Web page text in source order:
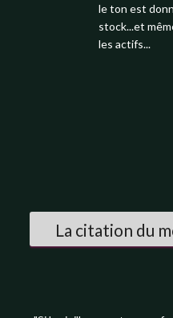
le ton est
stock...et
les actifs...
La citation du